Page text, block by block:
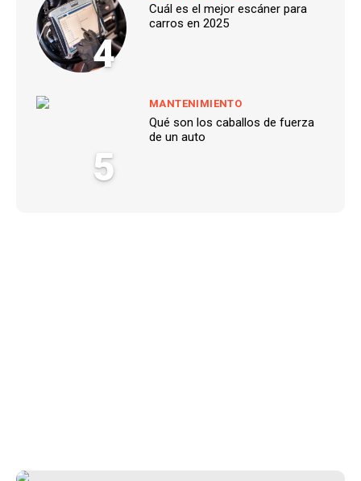
4
Cuál es el mejor escáner para
carros en 2025
5
MANTENIMIENTO
Qué son los caballos de fuerza
de un auto